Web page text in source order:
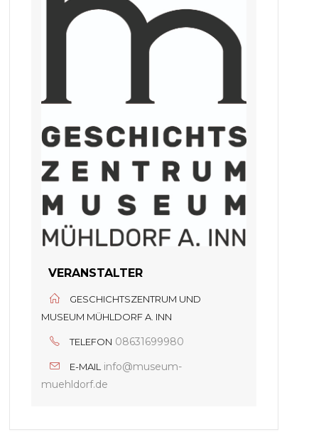
VERANSTALTER
GESCHICHTSZENTRUM UND
MUSEUM MÜHLDORF A. INN
TELEFON 08631699980
E-MAIL
info@museum-
muehldorf.de